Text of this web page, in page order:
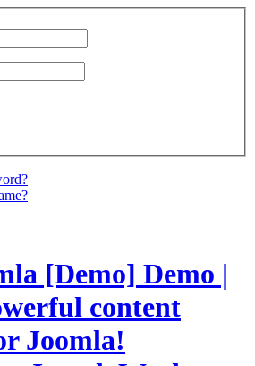
[Demo] Demo |
content
Joomla!